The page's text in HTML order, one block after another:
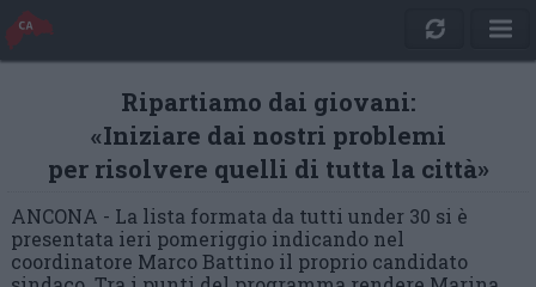
Ripartiamo dai giovani:
«Iniziare dai nostri problemi
per risolvere quelli di tutta la città»
ANCONA - La lista formata da tutti under 30 si è
presentata ieri pomeriggio indicando nel
coordinatore Marco Battino il proprio candidato